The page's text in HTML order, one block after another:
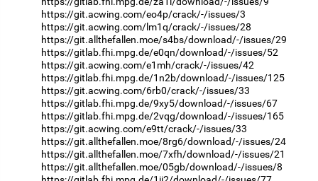
https://git.acwing.com/eo4p/crack/-/issues/3
https://git.acwing.com/lm1q/crack/-/issues/28
https://git.allthefallen.moe/s4bs/download/-/issues/29
https://gitlab.fhi.mpg.de/e0qn/download/-/issues/52
https://git.acwing.com/e1mh/crack/-/issues/42
https://gitlab.fhi.mpg.de/1n2b/download/-/issues/125
https://git.acwing.com/6rb0/crack/-/issues/33
https://gitlab.fhi.mpg.de/9xy5/download/-/issues/67
https://gitlab.fhi.mpg.de/2vqg/download/-/issues/165
https://git.acwing.com/e9tt/crack/-/issues/33
https://git.allthefallen.moe/8rg6/download/-/issues/24
https://git.allthefallen.moe/7xfh/download/-/issues/21
https://git.allthefallen.moe/05gb/download/-/issues/8